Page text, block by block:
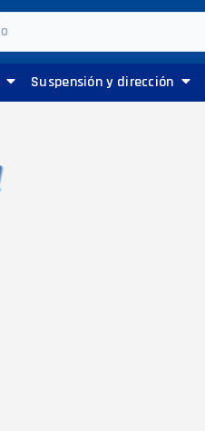
Suspensión y dirección